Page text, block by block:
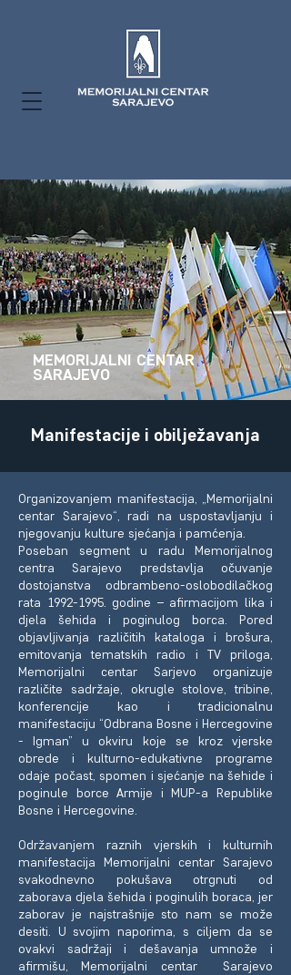
Manifestacije i obilježavanja
MEMORIJALNI CENTAR
SARAJEVO
Organizovanjem manifestacija, „Memorijalni
centar Sarajevo“, radi na uspostavljanju i
njegovanju kulture sjećanja i pamćenja.
Poseban segment u radu Memorijalnog
centra Sarajevo predstavlja očuvanje
dostojanstva odbrambeno-oslobodilačkog
rata 1992-1995. godine – afirmacijom lika i
djela šehida i poginulog borca. Pored
objavljivanja različitih kataloga i brošura,
emitovanja tematskih radio i TV priloga,
Memorijalni centar Sarjevo organizuje
različite sadržaje, okrugle stolove, tribine,
konferencije kao i tradicionalnu
manifestaciju “Odbrana Bosne i Hercegovine
- Igman” u okviru koje se kroz vjerske
obrede i kulturno-edukativne programe
odaje počast, spomen i sjećanje na šehide i
poginule borce Armije i MUP-a Republike
Bosne i Hercegovine.
Održavanjem raznih vjerskih i kulturnih
manifestacija Memorijalni centar Sarajevo
svakodnevno pokušava otrgnuti od
zaborava djela šehida i poginulih boraca, jer
zaborav je najstrašnije sto nam se može
desiti. U svojim naporima, s ciljem da se
ovakvi sadržaji i dešavanja umnože i
afirmišu, Memorijalni centar Sarajevo